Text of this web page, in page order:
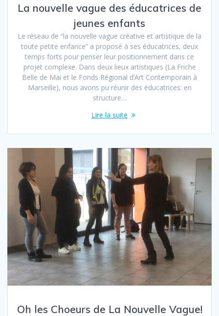
La nouvelle vague des éducatrices de
jeunes enfants
Le réseau de “la nouvelle vague créative et artistique de la
toute petite enfance” a proposé à ses éducatrices, deux
temps forts pour penser leur positionnement dans ce
projet complexe. Dans deux lieux artistiques (La Friche
Belle de Mai et le Fonds Régional d’Art Contemporain à
Marseille), nous avons pu réunir des éducatrices: en
structure…
Lire la suite
Oh les Choeurs de La Nouvelle Vague!